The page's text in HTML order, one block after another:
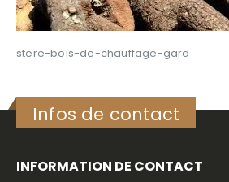
stere-bois-de-chauffage-gard
Infos de contact
INFORMATION DE CONTACT